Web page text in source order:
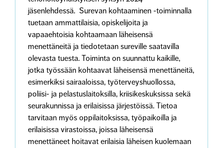
jäsenlehdessä. Surevan kohtaaminen -toiminnalla
tuetaan ammattilaisia, opiskelijoita ja
vapaaehtoisia kohtaamaan läheisensä
menettäneitä ja tiedotetaan sureville saatavilla
olevasta tuesta. Toiminta on suunnattu kaikille,
jotka työssään kohtaavat läheisensä menettäneitä,
esimerkiksi sairaaloissa, työterveyshuollossa,
poliisi- ja pelastuslaitoksilla, kriisikeskuksissa sekä
seurakunnissa ja erilaisissa järjestöissä. Tietoa
tarvitaan myös oppilaitoksissa, työpaikoilla ja
erilaisissa virastoissa, joissa läheisensä
menettäneet hoitavat erilaisia läheisen kuolemaan